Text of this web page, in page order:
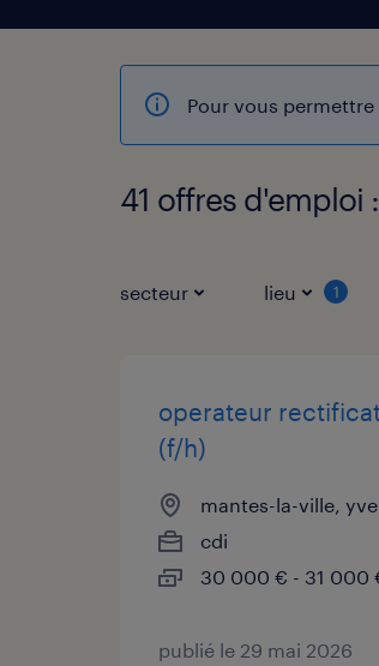
Pour vous
41 offres d'emploi
secteur lieu 1
operateur
(f/h)
mantes-la-ville,
cdi
30 000 € - 31 000
publié le 29 mai 2026